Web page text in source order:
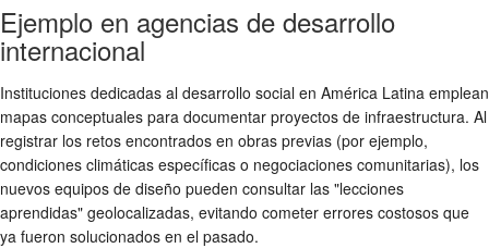
Ejemplo en agencias de desarrollo
internacional
Instituciones dedicadas al desarrollo social en América Latina emplean
mapas conceptuales para documentar proyectos de infraestructura. Al
registrar los retos encontrados en obras previas (por ejemplo,
condiciones climáticas específicas o negociaciones comunitarias), los
nuevos equipos de diseño pueden consultar las "lecciones
aprendidas" geolocalizadas, evitando cometer errores costosos que
ya fueron solucionados en el pasado.